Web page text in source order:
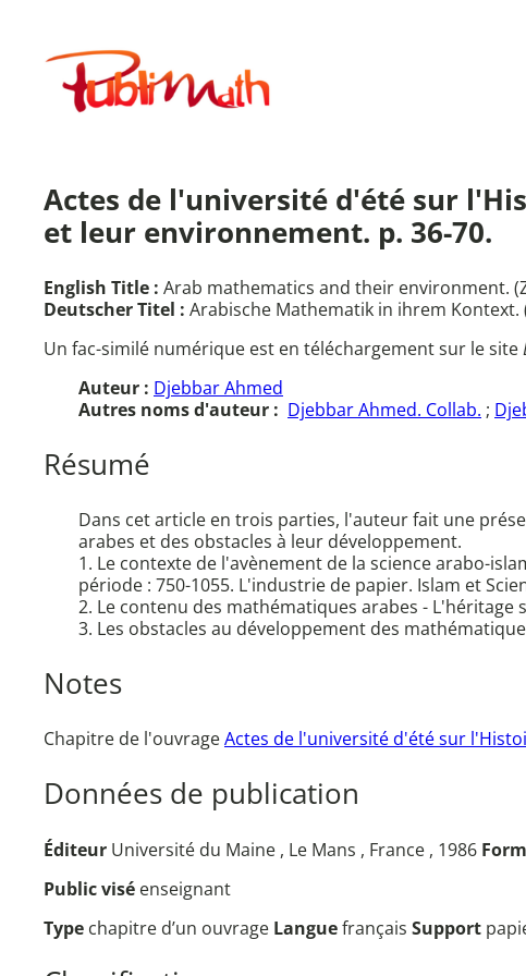
contenuPublimath
Actes de l'université d'été sur
et leur environnement. p. 36-70.
English Title : Arab mathematics and their environment.
Deutscher Titel : Arabische Mathematik in ihrem Kontext.
Un fac-similé numérique est en téléchargement sur le site
Auteur : Djebbar Ahmed
Autres noms d'auteur : Djebbar Ahmed. Collab. ;
Résumé
Dans cet article en trois parties, l'auteur fait une
arabes et des obstacles à leur développement.
1. Le contexte de l'avènement de la science arabo-
période : 750-1055. L'industrie de papier. Islam et
2. Le contenu des mathématiques arabes -
3. Les obstacles au développement des
Notes
Chapitre de l'ouvrageActes de l'université d'été sur
Données de publication
Éditeur Université du Maine , Le Mans , France , 1986
Public visé enseignant
Type chapitre d’un ouvrage Languefrançais Support